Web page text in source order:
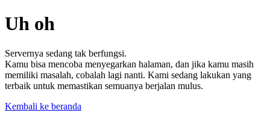
Uh oh
Servernya sedang tak berfungsi.
Kamu bisa mencoba menyegarkan halaman, dan jika kamu masih
memiliki masalah, cobalah lagi nanti. Kami sedang lakukan yang
terbaik untuk memastikan semuanya berjalan mulus.
Kembali ke beranda